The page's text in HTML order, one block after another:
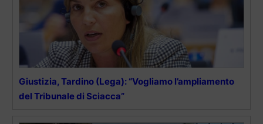
Giustizia, Tardino (Lega): “Vogliamo l’ampliamento
del Tribunale di Sciacca”